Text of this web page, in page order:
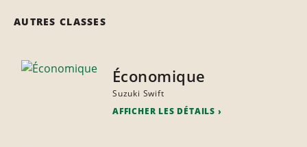
AUTRES CLASSES
Économique
Suzuki Swift
AFFICHER LES DÉTAILS